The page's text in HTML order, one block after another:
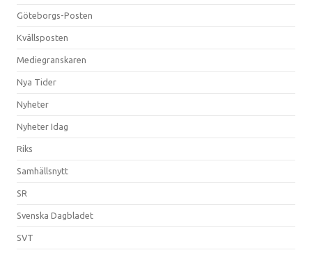
Göteborgs-Posten
Kvällsposten
Mediegranskaren
Nya Tider
Nyheter
Nyheter Idag
Riks
Samhällsnytt
SR
Svenska Dagbladet
SVT